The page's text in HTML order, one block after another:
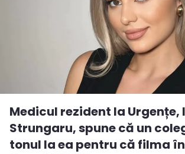
Medicul rezident la Urgențe,
Strungaru, spune că un
tonul la ea pentru că filma în